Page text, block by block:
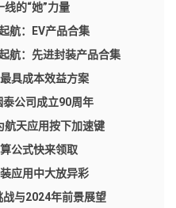
线的“她”力量
航：EV产品合集
航：先进封装产品合集
具成本效益方案
泰公司成立90周年
航天应用按下加速键
公式快来领取
应用中大放异彩
与2024年前景展望